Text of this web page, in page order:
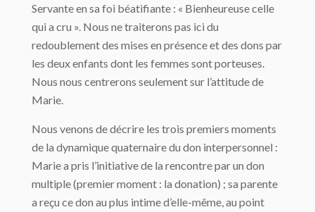
Servante en sa foi béatifiante : « Bienheureuse celle
qui a cru ». Nous ne traiterons pas ici du
redoublement des mises en présence et des dons par
les deux enfants dont les femmes sont porteuses.
Nous nous centrerons seulement sur l’attitude de
Marie.
Nous venons de décrire les trois premiers moments
de la dynamique quaternaire du don interpersonnel :
Marie a pris l’initiative de la rencontre par un don
multiple (premier moment : la donation) ; sa parente
a reçu ce don au plus intime d’elle-même, au point